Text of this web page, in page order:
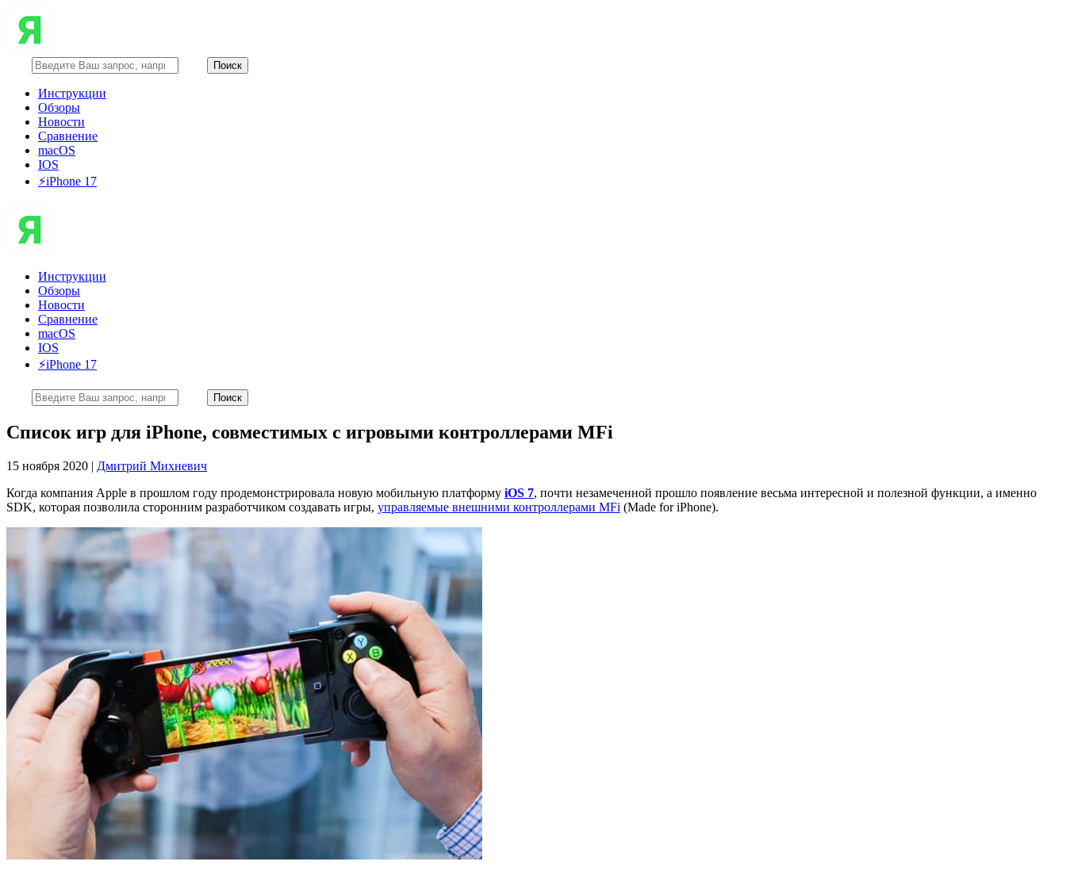
Инструкции
Обзоры
Новости
Сравнение
macOS
IOS
⚡️iPhone 17
Инструкции
Обзоры
Новости
Сравнение
macOS
IOS
⚡️iPhone 17
Список игр для iPhone, совместимых с игровыми контроллерами MFi
15 ноября 2020 | Дмитрий Михневич
Когда компания Apple в прошлом году продемонстрировала новую мобильную платформу iOS 7, почти незамеченной прошло появление весьма интересной и полезной функции, а именно
SDK, которая позволила сторонним разработчиком создавать игры, управляемые внешними контроллерами MFi (Made for iPhone).